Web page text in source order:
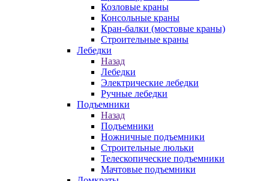
Козловые краны
Консольные краны
Кран-балки (мостовые краны)
Строительные краны
Лебедки
Назад
Лебедки
Электрические лебедки
Ручные лебедки
Подъемники
Назад
Подъемники
Ножничные подъемники
Строительные люльки
Телескопические подъемники
Мачтовые подъемники